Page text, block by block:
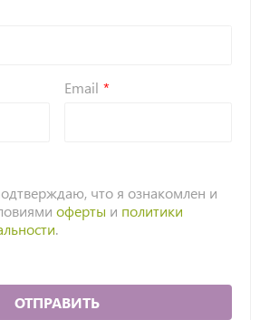
Email
что я ознакомлен и
оферты и политики
.
ОТПРАВИТЬ